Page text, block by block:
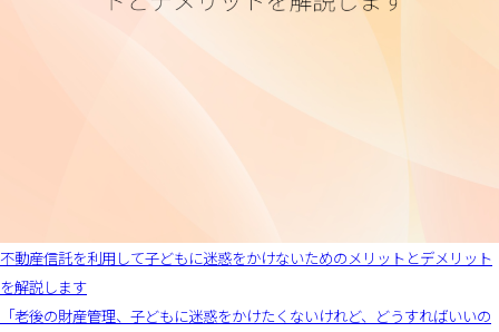
不動産信託を利用して子どもに迷惑をかけないためのメリットとデメリット
を解説します
「老後の財産管理、子どもに迷惑をかけたくないけれど、どうすればいいの